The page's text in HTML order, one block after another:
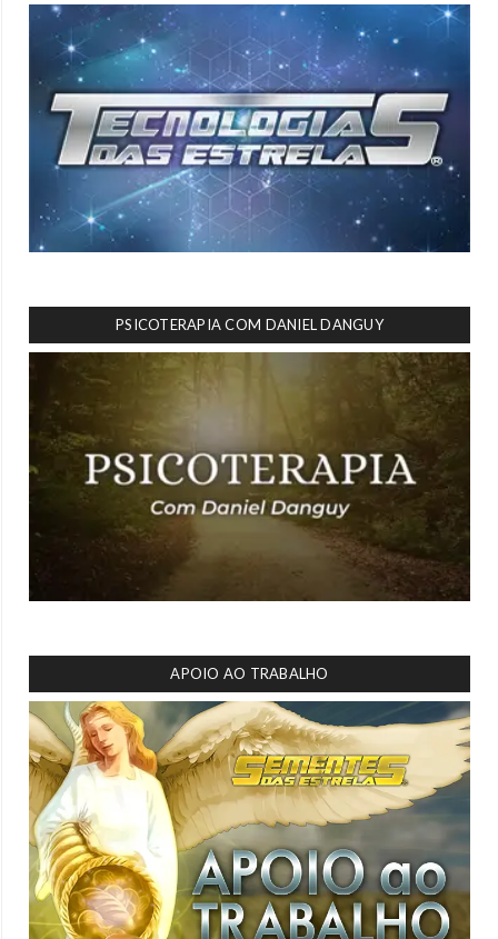
PSICOTERAPIA COM DANIEL DANGUY
APOIO AO TRABALHO